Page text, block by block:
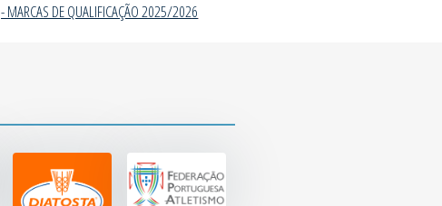
- MARCAS DE QUALIFICAÇÃO 2025/2026